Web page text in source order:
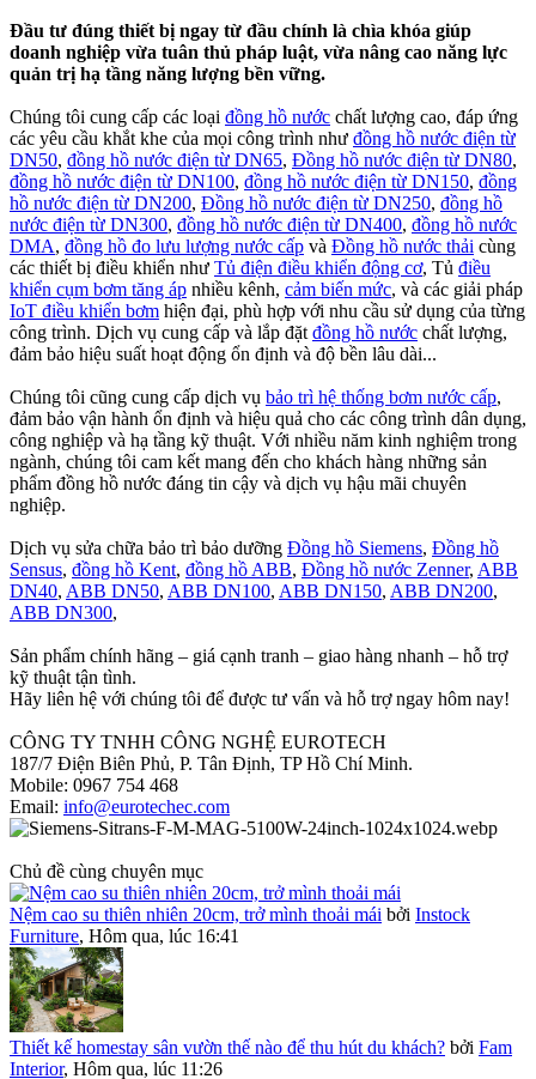
Đầu tư đúng thiết bị ngay từ đầu chính là chìa khóa giúp
doanh nghiệp vừa tuân thủ pháp luật, vừa nâng cao năng lực
quản trị hạ tầng năng lượng bền vững.
Chúng tôi cung cấp các loại đồng hồ nước chất lượng cao, đáp ứng
các yêu cầu khắt khe của mọi công trình như đồng hồ nước điện từ
DN50, đồng hồ nước điện từ DN65, Đồng hồ nước điện từ DN80,
đồng hồ nước điện từ DN100, đồng hồ nước điện từ DN150, đồng
hồ nước điện từ DN200, Đồng hồ nước điện từ DN250, đồng hồ
nước điện từ DN300, đồng hồ nước điện từ DN400, đồng hồ nước
DMA, đồng hồ đo lưu lượng nước cấp và Đồng hồ nước thải cùng
các thiết bị điều khiển như Tủ điện điều khiển động cơ, Tủ điều
khiển cụm bơm tăng áp nhiều kênh, cảm biến mức, và các giải pháp
IoT điều khiển bơm hiện đại, phù hợp với nhu cầu sử dụng của từng
công trình. Dịch vụ cung cấp và lắp đặt đồng hồ nước chất lượng,
đảm bảo hiệu suất hoạt động ổn định và độ bền lâu dài...
Chúng tôi cũng cung cấp dịch vụ bảo trì hệ thống bơm nước cấp,
đảm bảo vận hành ổn định và hiệu quả cho các công trình dân dụng,
công nghiệp và hạ tầng kỹ thuật. Với nhiều năm kinh nghiệm trong
ngành, chúng tôi cam kết mang đến cho khách hàng những sản
phẩm đồng hồ nước đáng tin cậy và dịch vụ hậu mãi chuyên
nghiệp.
Dịch vụ sửa chữa bảo trì bảo dưỡng Đồng hồ Siemens, Đồng hồ
Sensus, đồng hồ Kent, đồng hồ ABB, Đồng hồ nước Zenner, ABB
DN40, ABB DN50, ABB DN100, ABB DN150, ABB DN200,
ABB DN300,
Sản phẩm chính hãng – giá cạnh tranh – giao hàng nhanh – hỗ trợ
kỹ thuật tận tình.
Hãy liên hệ với chúng tôi để được tư vấn và hỗ trợ ngay hôm nay!
CÔNG TY TNHH CÔNG NGHỆ EUROTECH
187/7 Điện Biên Phủ, P. Tân Định, TP Hồ Chí Minh.
Mobile: 0967 754 468
Email: info@eurotechec.com
Chủ đề cùng chuyên mục
Nệm cao su thiên nhiên 20cm, trở mình thoải mái bởi Instock
Furniture, Hôm qua, lúc 16:41
Thiết kế homestay sân vườn thế nào để thu hút du khách? bởi Fam
Interior, Hôm qua, lúc 11:26